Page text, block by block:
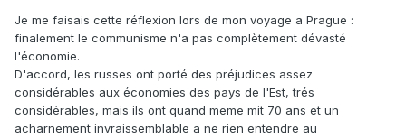
Je me faisais cette réflexion lors de mon voyage a Prague :
finalement le communisme n'a pas complètement dévasté
l'économie.
D'accord, les russes ont porté des préjudices assez
considérables aux économies des pays de l'Est, trés
considérables, mais ils ont quand meme mit 70 ans et un
acharnement invraissemblable a ne rien entendre au